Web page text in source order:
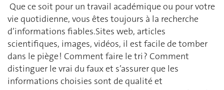
Que ce soit pour un travail académique ou pour votre
vie quotidienne, vous êtes toujours à la recherche
d’informations fiables.Sites web, articles
scientifiques, images, vidéos, il est facile de tomber
dans le piège ! Comment faire le tri ? Comment
distinguer le vrai du faux et s’assurer que les
informations choisies sont de qualité et